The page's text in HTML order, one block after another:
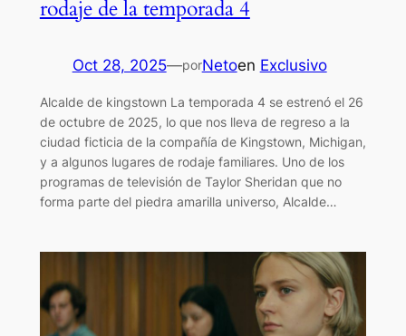
rodaje de la temporada 4
Oct 28, 2025—porNetoen Exclusivo
Alcalde de kingstown La temporada 4 se estrenó el 26
de octubre de 2025, lo que nos lleva de regreso a la
ciudad ficticia de la compañía de Kingstown, Michigan,
y a algunos lugares de rodaje familiares. Uno de los
programas de televisión de Taylor Sheridan que no
forma parte del piedra amarilla universo, Alcalde…